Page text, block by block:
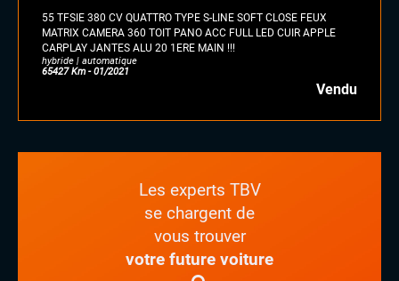
55 TFSIE 380 CV QUATTRO TYPE S-LINE SOFT CLOSE FEUX
MATRIX CAMERA 360 TOIT PANO ACC FULL LED CUIR APPLE
CARPLAY JANTES ALU 20 1ERE MAIN !!!
hybride | automatique
65427 Km - 01/2021
Vendu
Les experts TBV
se chargent de
vous trouver
votre future voiture